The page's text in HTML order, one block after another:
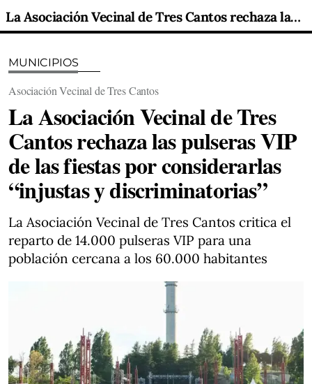
La Asociación Vecinal de Tres Cantos rechaza las pulseras VIP de las fiestas por considerarlas “injustas y discriminatorias”
MUNICIPIOS
Asociación Vecinal de Tres Cantos
La Asociación Vecinal de Tres
Cantos rechaza las pulseras VIP
de las fiestas por considerarlas
“injustas y discriminatorias”
La Asociación Vecinal de Tres Cantos critica el
reparto de 14.000 pulseras VIP para una
población cercana a los 60.000 habitantes